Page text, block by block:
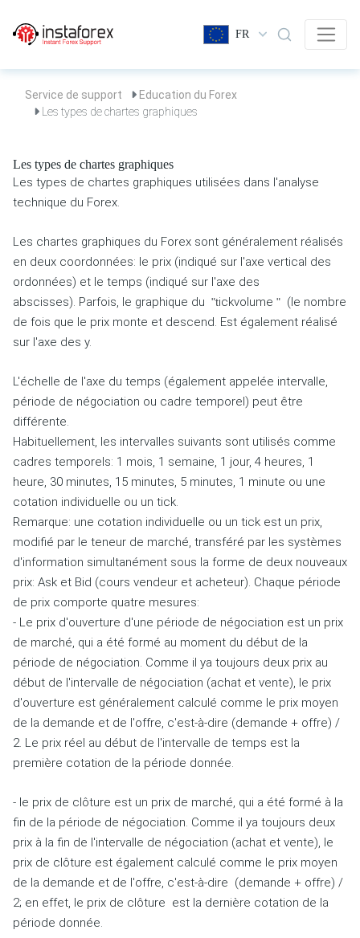
FR
Service de support
Education du Forex
Les types de chartes graphiques
Les types de chartes graphiques
Les types de chartes graphiques utilisées dans l'analyse
technique du Forex.
Les chartes graphiques du Forex sont généralement réalisés
en deux coordonnées: le prix (indiqué sur l'axe vertical des
ordonnées) et le temps (indiqué sur l'axe des
abscisses). Parfois, le graphique du "tickvolume " (le nombre
de fois que le prix monte et descend. Est également réalisé
sur l'axe des y.
L'échelle de l'axe du temps (également appelée intervalle,
période de négociation ou cadre temporel) peut être
différente.
Habituellement, les intervalles suivants sont utilisés comme
cadres temporels: 1 mois, 1 semaine, 1 jour, 4 heures, 1
heure, 30 minutes, 15 minutes, 5 minutes, 1 minute ou une
cotation individuelle ou un tick.
Remarque: une cotation individuelle ou un tick est un prix,
modifié par le teneur de marché, transféré par les systèmes
d'information simultanément sous la forme de deux nouveaux
prix: Ask et Bid (cours vendeur et acheteur). Chaque période
de prix comporte quatre mesures:
- Le prix d'ouverture d'une période de négociation est un prix
de marché, qui a été formé au moment du début de la
période de négociation. Comme il ya toujours deux prix au
début de l'intervalle de négociation (achat et vente), le prix
d'ouverture est généralement calculé comme le prix moyen
de la demande et de l'offre, c'est-à-dire (demande + offre) /
2. Le prix réel au début de l'intervalle de temps est la
première cotation de la période donnée.
- le prix de clôture est un prix de marché, qui a été formé à la
fin de la période de négociation. Comme il ya toujours deux
prix à la fin de l'intervalle de négociation (achat et vente), le
prix de clôture est également calculé comme le prix moyen
de la demande et de l'offre, c'est-à-dire (demande + offre) /
2; en effet, le prix de clôture est la dernière cotation de la
période donnée.